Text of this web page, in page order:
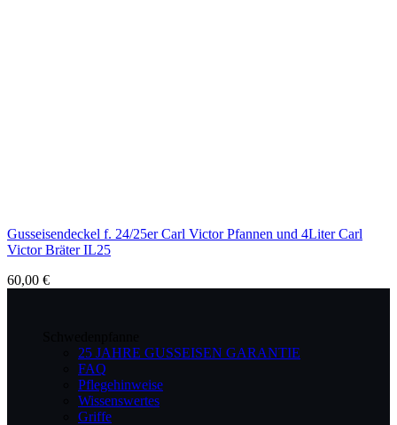
Gusseisendeckel f. 24/25er Carl Victor Pfannen und 4Liter Carl
Victor Bräter IL25
60,00 €
25 JAHRE GUSSEISEN GARANTIE
FAQ
Pflegehinweise
Wissenswertes
Griffe